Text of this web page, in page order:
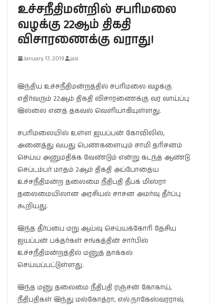
உச்சநீதிமன்றில் சபரிமலை
வழக்கு 22ஆம் திகதி
விசாரணைக்கு வராது!
January 17, 2019 jasi
இந்திய உச்சநீதிமன்றத்தில் சபரிமலை வழக்கு
எதிர்வரும் 22ஆம் திகதி விசாரணைக்கு வர வாய்ப்பு
இல்லை எனத் தகவல் வெளியாகியுள்ளது.
சபரிமலையில் உள்ள ஐயப்பன் கோவிலில்,
அனைத்து வயது பெண்களையும் சாமி தரிசனம்
செய்ய அனுமதிக்க வேண்டும் என்று கடந்த ஆண்டு
செப்டம்பர் மாதம் 2ஆம் திகதி அப்போதைய
உச்சநீதிமன்ற தலைமை நீதிபதி தீபக் மிஸ்ரா
தலைமையிலான அரசியல் சாசன அமர்வு தீர்ப்பு
கூறியது.
இந்த தீர்ப்பை மறு ஆய்வு செய்யக்கோரி தேசிய
ஐயப்பன் பக்தர்கள் சங்கத்தின் சார்பில்
உச்சநீதிமன்றத்தில் மனுத் தாக்கல்
செய்யப்பட்டுள்ளது.
இந்த மனு தலைமை நீதிபதி ரஞ்சன் கோகாய்,
நீதிபதிகள் இந்து மல்கோத்ரா, எல்.நாகேஸ்வரராவ்,